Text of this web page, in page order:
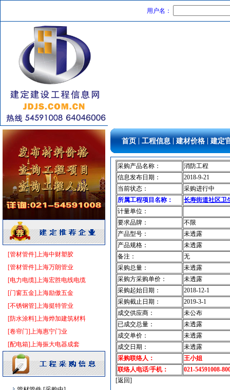
用户名：
[管材管件]上海中财塑胶
[管材管件]上海万朗管业
[电力电缆]上海宏胜电线电缆
[门窗五金]上海励傲五金
[不锈钢管]上海挺特管业
[防水涂料]上海烨加建筑材料
[卷帘门]上海惠宁门业
[配电箱]上海振大电器成套
铝扣版 [采购中]
PVC窗帘
[采购中]
供水设备 [采购中]
消防工程 [采购中]
防静电地板 [采购中]
智能建筑 [采购中]
铝扣版 [采购中]
玻璃幕墙 [采购中]
低压电器 [采购中]
管材管件 [采购中]
成品楼梯 [采购中]
简单装修
[采购中]
电气控制开关 [采购中]
消防泵 [采购中]
光源灯具 [采购中]
二头隔栅射灯 [采购中]
仪器仪表 [采购中]
压路机 [采购中]
石材木材 [采购中]
电梯工程 [采购中]
防水防腐 [采购中]
消防泵 [采购中]
钢材 [采购中]
铝扣版 [采购中]
外墙装饰 [采购中]
消防泵
[采购中]
火灾自动报警系统
管材管件 [采购中]
首页 工程信息 建材价格 建定
采购产品名称：
消防工程
信息发布日期：
2018-9-21
当前状态：
采购进行中
所属工程项目名称：
长寿街道社区卫
计量单位：
要求品牌：
不限
产品型号：
未透露
产品规格：
未透露
备注：
无
采购总量：
未透露
采购方采购单价：
未透露
采购起始日期：
2018-12-1
采购截止日期：
2019-3-1
成交供应商：
未公布
已成交总量：
未透露
成交单价：
未透露
成交日期：
未透露
采购联络人：
王小姐
联络人电话/手机：
021-54591008-
[返回]